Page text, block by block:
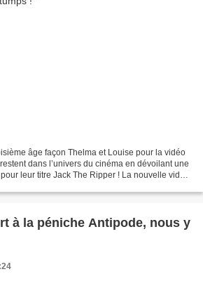
âge façon Thelma et Louise pour la vidéo
dans l’univers du cinéma en dévoilant une
leur titre Jack The Ripper ! La nouvelle vidéo
à la péniche Antipode, nous y